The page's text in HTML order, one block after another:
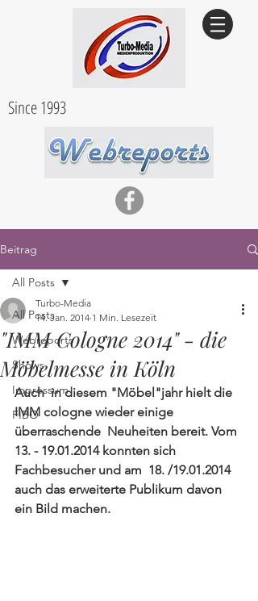
Since 1993
Beitrag
All Posts
Webreports
Shows
Impressum
FIBO
All Posts
"IMM Cologne 2014" - die
Möbelmesse in Köln
Turbo-Media
14. Jan. 2014 1 Min. Lesezeit
Auch  in diesem "Möbel"jahr hielt die
IMM cologne wieder einige
überraschende  Neuheiten bereit. Vom
13. - 19.01.2014 konnten sich
Fachbesucher und am  18. /19.01.2014
auch das erweiterte Publikum davon
ein Bild machen.